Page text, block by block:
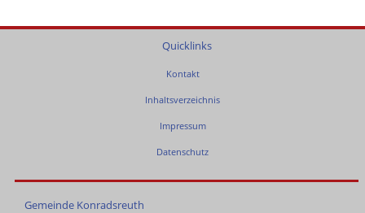
Quicklinks
Kontakt
Inhaltsverzeichnis
Impressum
Datenschutz
Gemeinde Konradsreuth